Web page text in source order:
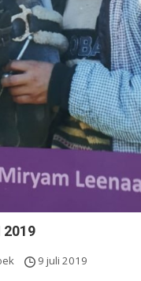
2019
9 juli 2019